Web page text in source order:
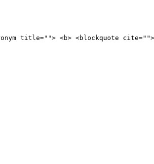
title=""> <b> <blockquote cite="">